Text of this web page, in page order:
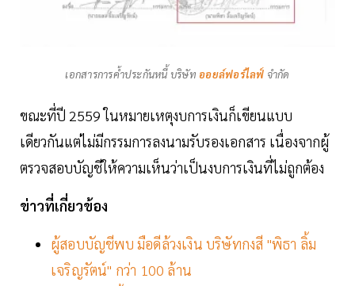
เอกสารการค้ำประกันหนี้ บริษัท ออยล์ฟอร์ไลฟ์ จำกัด
ขณะที่ปี 2559 ในหมายเหตุงบการเงินก็เขียนแบบ
เดียวกันแต่ไม่มีกรรมการลงนามรับรองเอกสาร เนื่องจากผู้
ตรวจสอบบัญชีให้ความเห็นว่าเป็นงบการเงินที่ไม่ถูกต้อง
ข่าวที่เกี่ยวข้อง
ผู้สอบบัญชีพบ มือดีล้วงเงิน บริษัทกงสี "พิธา ลิ้ม
เจริญรัตน์" กว่า 100 ล้าน